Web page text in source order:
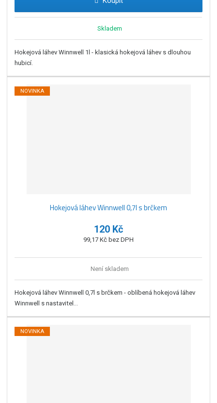
Skladem
Hokejová láhev Winnwell 1l - klasická hokejová láhev s dlouhou
hubicí.
NOVINKA
Hokejová láhev Winnwell 0,7l s brčkem
120 Kč
99,17 Kč bez DPH
Není skladem
Hokejová láhev Winnwell 0,7l s brčkem - oblíbená hokejová láhev
Winnwell s nastavitel...
NOVINKA